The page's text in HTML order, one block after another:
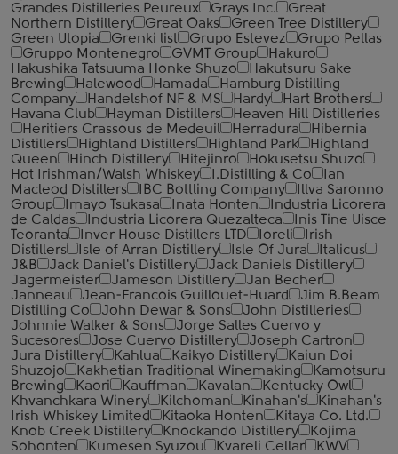
Grandes Distilleries Peureux
Grays Inc.
Great
Northern Distillery
Great Oaks
Green Tree Distillery
Green Utopia
Grenki list Grupo Estevez
Grupo Pellas
Gruppo Montenegro
GVMT Group
Hakuro
Hakushika Tatsuuma Honke Shuzo
Hakutsuru Sake
Brewing
Halewood Hamada
Hamburg Distilling
Company
Handelshof NF & MS Hardy
Hart Brothers
Havana Club
Hayman Distillers
Heaven Hill Distilleries
Heritiers Crassous de Medeuil
Herradura
Hibernia
Distillers
Highland Distillers Highland Park
Highland
Queen
Hinch Distillery Hitejinro
Hokusetsu Shuzo
Hot Irishman/Walsh Whiskey
I.Distilling & Co
Ian
Macleod Distillers
IBC Bottling Company
Illva Saronno
Group
Imayo Tsukasa Inata Honten
Industria Licorera
de Caldas
Industria Licorera Quezalteca
Inis Tine Uisce
Teoranta
Inver House Distillers LTD Ioreli
Irish
Distillers
Isle of Arran Distillery Isle Of Jura
Italicus
J&B
Jack Daniel's Distillery
Jack Daniels Distillery
Jagermeister
Jameson Distillery
Jan Becher
Janneau
Jean-Francois Guillouet-Huard
Jim B.Beam
Distilling Co
John Dewar & Sons
John Distilleries
Johnnie Walker & Sons
Jorge Salles Cuervo y
Sucesores
Jose Cuervo Distillery
Joseph Cartron
Jura Distillery
Kahlua Kaikyo Distillery
Kaiun Doi
Shuzojo
Kakhetian Traditional Winemaking
Kamotsuru
Brewing
Kaori Kauffman Kavalan
Kentucky Owl
Khvanchkara Winery
Kilchoman Kinahan's
Kinahan's
Irish Whiskey Limited
Kitaoka Honten
Kitaya Co. Ltd.
Knob Creek Distillery
Knockando Distillery
Kojima
Sohonten
Kumesen Syuzou Kvareli Cellar
KWV